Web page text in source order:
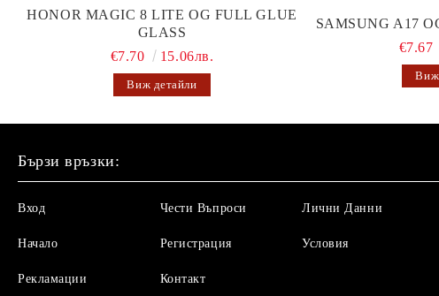
HONOR MAGIC 8 LITE OG FULL GLUE
GLASS
€7.70
15.06лв.
Виж детайли
SAMSUNG A17
€7.67
Виж
Бързи връзки:
Вход
Начало
Рекламации
Чести Въпроси
Регистрация
Контакт
Лични Данни
Условия